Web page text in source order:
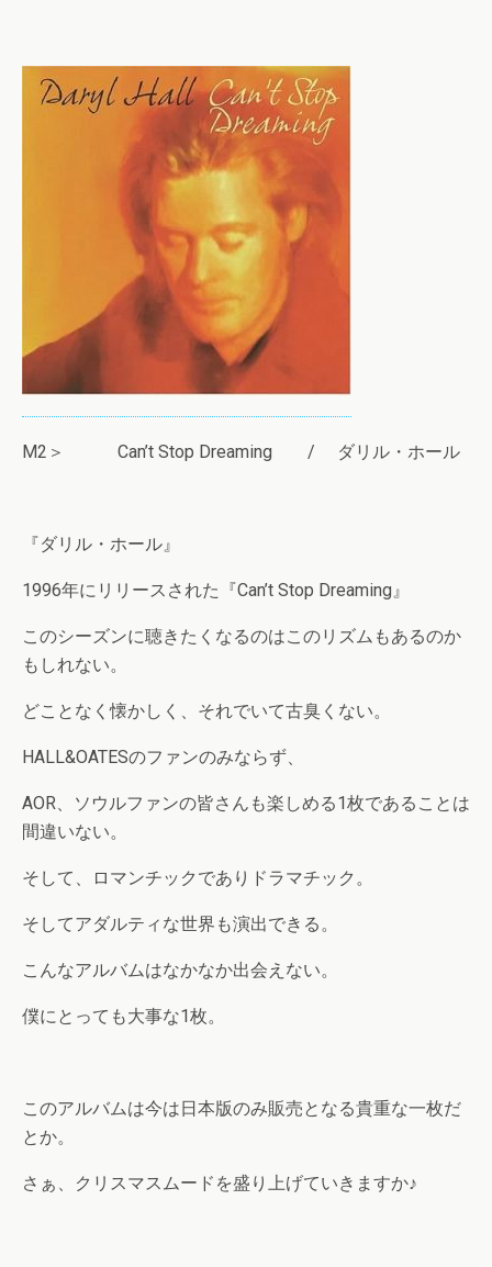
M2＞ Can’t Stop Dreaming / ダリル・ホール
『ダリル・ホール』
1996年にリリースされた『Can’t Stop Dreaming』
このシーズンに聴きたくなるのはこのリズムもあるのか
もしれない。
どことなく懐かしく、それでいて古臭くない。
HALL&OATESのファンのみならず、
AOR、ソウルファンの皆さんも楽しめる1枚であることは
間違いない。
そして、ロマンチックでありドラマチック。
そしてアダルティな世界も演出できる。
こんなアルバムはなかなか出会えない。
僕にとっても大事な1枚。
このアルバムは今は日本版のみ販売となる貴重な一枚だ
とか。
さぁ、クリスマスムードを盛り上げていきますか♪